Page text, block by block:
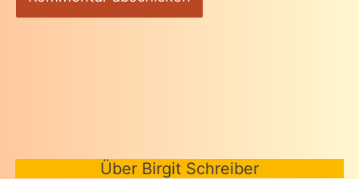
Über Birgit Schreiber